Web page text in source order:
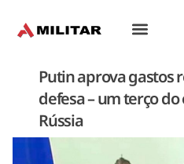
Putin aprova gastos
defesa – um terço
Rússia